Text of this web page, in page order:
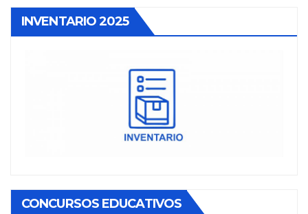
INVENTARIO 2025
CONCURSOS EDUCATIVOS